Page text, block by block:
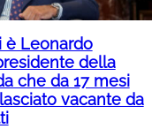
è Leonardo
della
che da 17 mesi
vacante da